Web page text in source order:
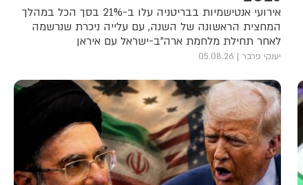
אירועי אנטישמיות בבריטניה עלו ב-21% בסך הכל במהלך
המחצית הראשונה של השנה, עם עלייה ניכרת שנרשמה
לאחר תחילת מלחמת ארה"ב-ישראל עם איראן
יענקי פרבר 05.08.26